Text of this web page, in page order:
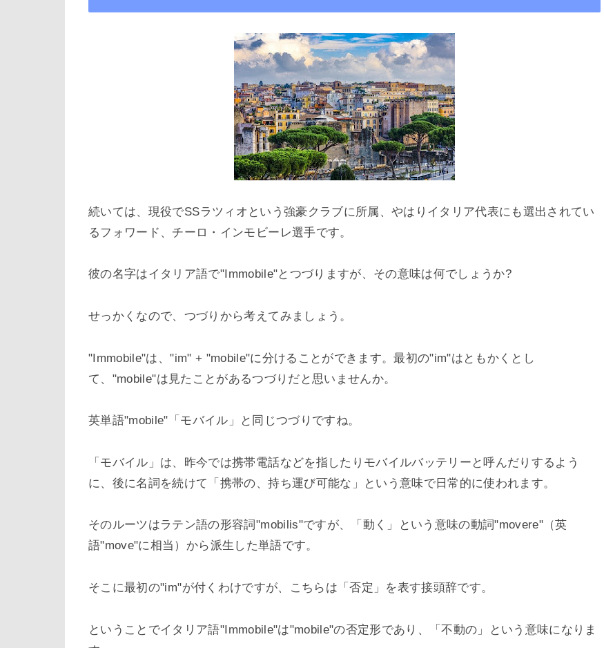
続いては、現役でSSラツィオという強豪クラブに所属、やはりイタリア代表にも選出されてい
るフォワード、チーロ・インモビーレ選手です。
彼の名字はイタリア語で" Immobile"とつづりますが、その意味は何でしょうか?
せっかくなので、つづりから考えてみましょう。
"Immobile"は、"im" + "mobile"に分けることができます。最初の"im"はともかくとし
て、"mobile"は見たことがあるつづりだと思いませんか。
英単語"mobile" 「モバイル」と同じつづりですね。
「モバイル」は、昨今では携帯電話などを指したりモバイルバッテリーと呼んだりするよう
に、後に名詞を続けて「携帯の、持ち運び可能な」という意味で日常的に使われます。
そのルーツはラテン語の形容詞"mobilis"ですが、「動く」という意味の動詞"movere" （英
語"move"に相当）から派生した単語です。
そこに最初の"im"が付くわけですが、こちらは「否定」を表す接頭辞です。
ということでイタリア語"Immobile"は"mobile"の否定形であり、「不動の」という意味になりま